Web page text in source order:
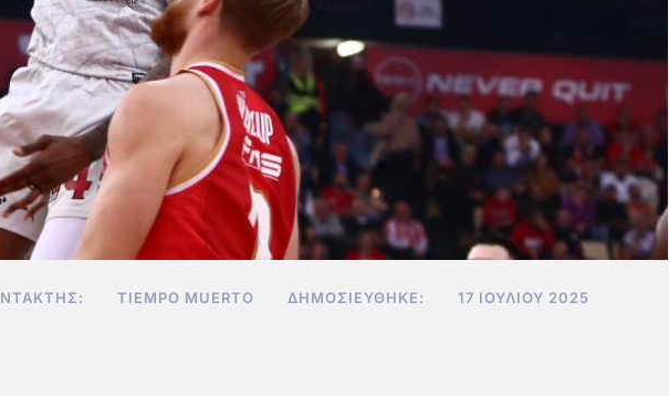
TIEMPO MUERTO ΔΗΜΟΣΙΕΎΘΗΚΕ: 17 ΙΟΥΛΊΟΥ 2025